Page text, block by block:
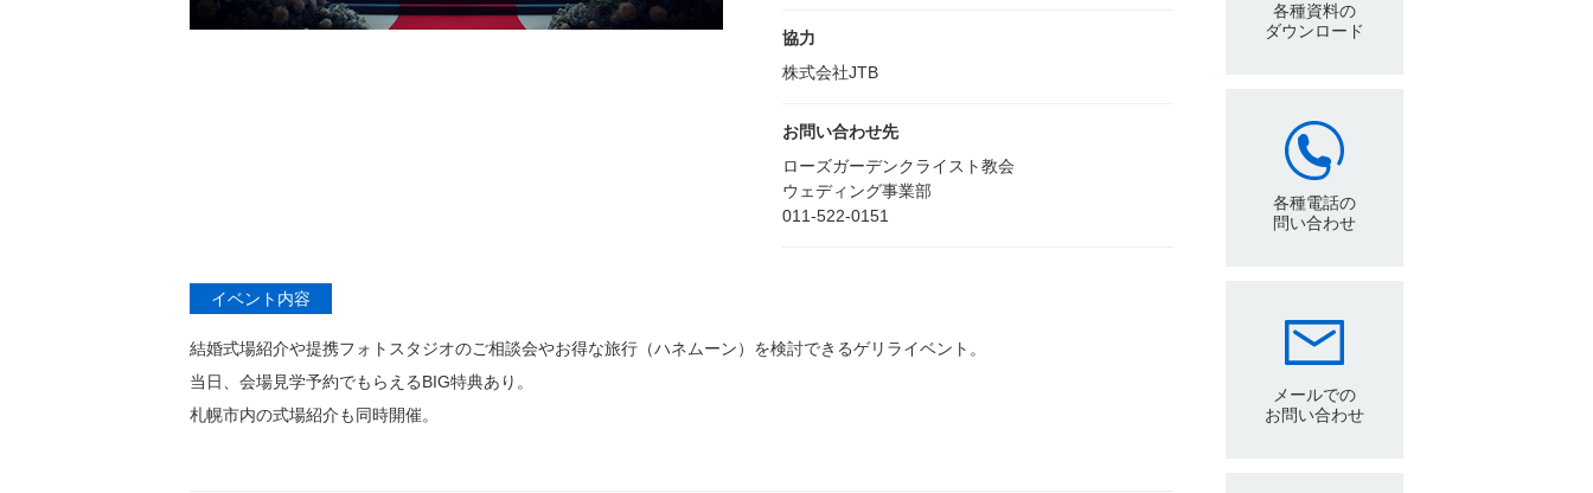
協力
株式会社JTB
お問い合わせ先
ローズガーデンクライスト教会
ウェディング事業部
011-522-0151
イベント内容
結婚式場紹介や提携フォトスタジオのご相談会やお得な旅行（ハネムーン）を検討できるゲリライベント。
当日、会場見学予約でもらえるBIG特典あり。
札幌市内の式場紹介も同時開催。
各種資料の
ダウンロード
各種電話の
問い合わせ
メールでの
お問い合わせ